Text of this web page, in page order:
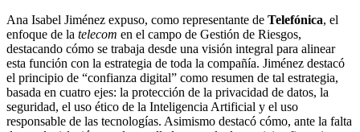
Ana Isabel Jiménez expuso, como representante de Telefónica, el
enfoque de la telecom en el campo de Gestión de Riesgos,
destacando cómo se trabaja desde una visión integral para alinear
esta función con la estrategia de toda la compañía. Jiménez destacó
el principio de “confianza digital” como resumen de tal estrategia,
basada en cuatro ejes: la protección de la privacidad de datos, la
seguridad, el uso ético de la Inteligencia Artificial y el uso
responsable de las tecnologías. Asimismo destacó cómo, ante la falta